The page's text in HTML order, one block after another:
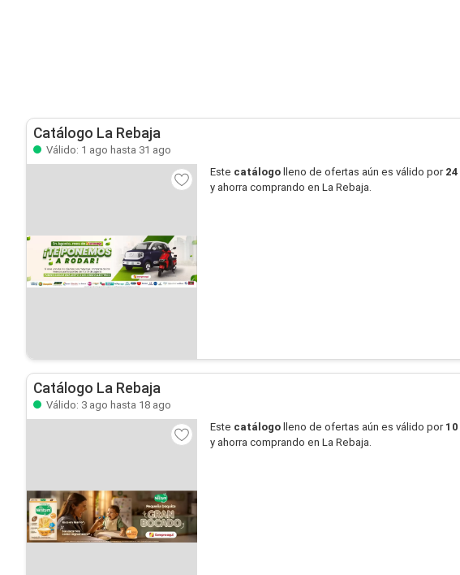
Catálogo La Rebaja
Válido: 1 ago hasta 31 ago
Este catálogo lleno de ofertas aún es válido por 24
y ahorra comprando en La Rebaja.
Catálogo La Rebaja
Válido: 3 ago hasta 18 ago
Este catálogo lleno de ofertas aún es válido por 10
y ahorra comprando en La Rebaja.